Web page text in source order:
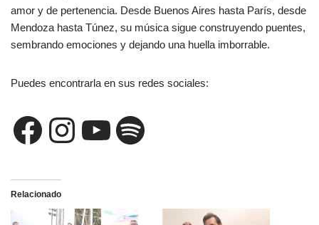
amor y de pertenencia. Desde Buenos Aires hasta París, desde
Mendoza hasta Túnez, su música sigue construyendo puentes,
sembrando emociones y dejando una huella imborrable.
Puedes encontrarla en sus redes sociales:
Relacionado